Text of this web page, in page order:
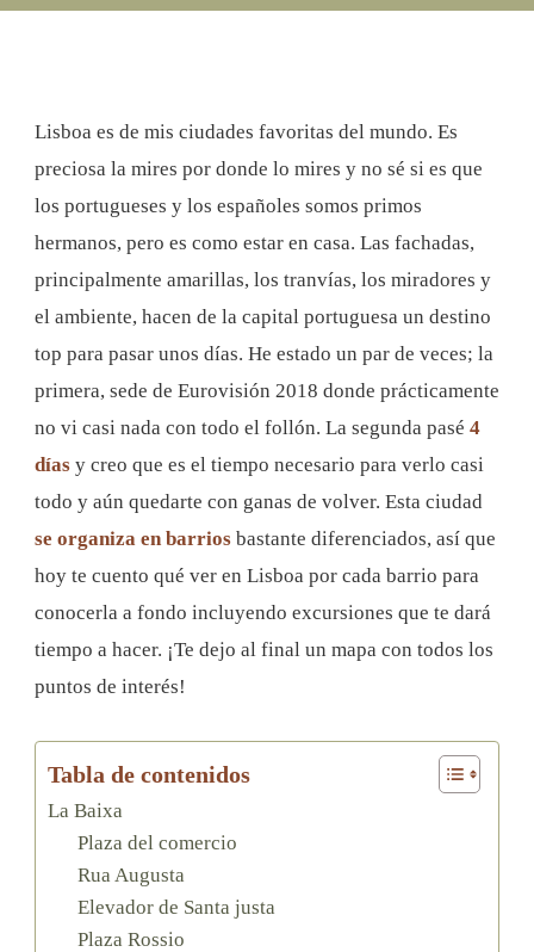
De
Lisboa es de mis ciudades favoritas del mundo. Es
preciosa la mires por donde lo mires y no sé si es que
los portugueses y los españoles somos primos
hermanos, pero es como estar en casa. Las fachadas,
principalmente amarillas, los tranvías, los miradores y
el ambiente, hacen de la capital portuguesa un destino
top para pasar unos días. He estado un par de veces; la
primera, sede de Eurovisión 2018 donde prácticamente
no vi casi nada con todo el follón. La segunda pasé 4
días y creo que es el tiempo necesario para verlo casi
todo y aún quedarte con ganas de volver. Esta ciudad
se organiza en barrios bastante diferenciados, así que
hoy te cuento qué ver en Lisboa por cada barrio para
conocerla a fondo incluyendo excursiones que te dará
tiempo a hacer. ¡Te dejo al final un mapa con todos los
puntos de interés!
Tabla de contenidos
La Baixa
Plaza del comercio
Rua Augusta
Elevador de Santa justa
Plaza Rossio